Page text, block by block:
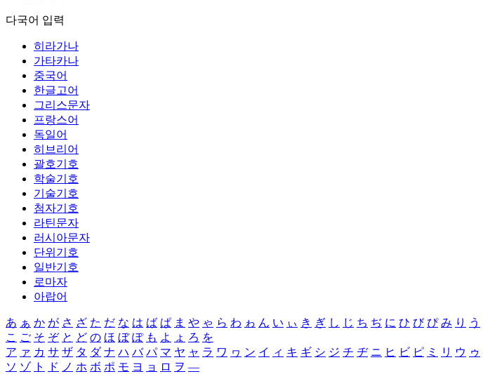
다국어 입력
히라가나
가타카나
중국어
한글고어
그리스문자
프랑스어
독일어
히브리어
괄호기호
학술기호
기술기호
첨자기호
라틴문자
러시아문자
단위기호
일반기호
로마자
아랍어
あ ぁ か が さ ざ た だ な は ば ぱ ま や ゃ ら わ ゎ ん い ぃ き ぎ し じ ち ぢ に ひ び ぴ み り う
こ ご そ ぞ と ど の ほ ぼ ぽ も よ ょ ろ を
ア ァ カ サ ザ タ ダ ナ ハ バ パ マ ヤ ャ ラ ワ ヮ ン イ ィ キ ギ シ ジ チ ヂ ニ ヒ ビ ピ ミ リ ウ ゥ
ソ ゾ ト ド ノ ホ ボ ポ モ ヨ ョ ロ ヲ ―